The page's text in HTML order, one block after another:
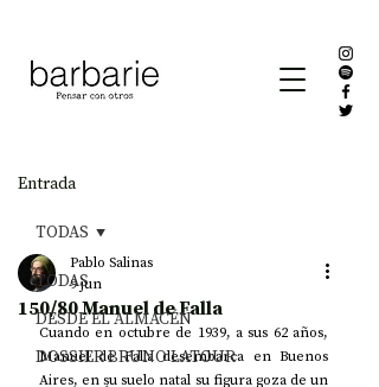
Entrada
TODAS
DESDE EL ALMACÉN
DOSSIER BRUNO LATOUR
TODAS
150/80 Manuel de Falla
Pablo Salinas
9 jun
Cuando en octubre de 1939, a sus 62 años,
Manuel de Falla desembarca en Buenos
Aires, en su suelo natal su figura goza de un